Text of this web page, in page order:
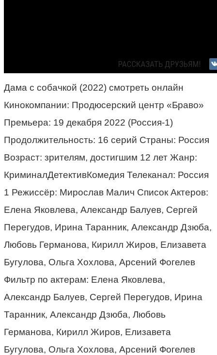
Дама с собачкой (2022) смотреть онлайн
Кинокомпании: Продюсерский центр «Браво»
Премьера: 19 декабря 2022 (Россия-1)
Продолжительность: 16 серий Страны: Россия
Возраст: зрителям, достигшим 12 лет Жанр:
КриминалДетективКомедия Телеканал: Россия
1 Режиссёр: Мирослав Малич Список Актеров:
Елена Яковлева, Александр Балуев, Сергей
Перегудов, Ирина Таранник, Александр Дзюба,
Любовь Германова, Кирилл Жиров, Елизавета
Бугулова, Ольга Хохлова, Арсений Фогелев
Фильтр по актерам: Елена Яковлева,
Александр Балуев, Сергей Перегудов, Ирина
Таранник, Александр Дзюба, Любовь
Германова, Кирилл Жиров, Елизавета
Бугулова, Ольга Хохлова, Арсений Фогелев